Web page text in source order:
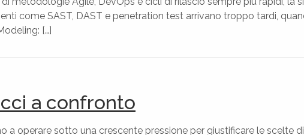
come SAST, DAST e penetration test arrivano troppo tardi,
[…]
a confronto
a operare sotto una crescente pressione per giustificare le scelte